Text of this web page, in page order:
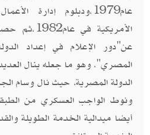
عام1979،ودبلوم إدارة
الأمريكية
عن"دور الإعلام في إعداد
المصري"، وهو ما جعله ينال
الدولة المصرية، حيث نال وسام
ونوط الواجب العسكري من
أيضا ميدالية الخدمة الطويلة